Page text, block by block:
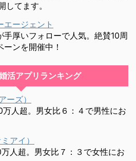
してます。
エージェント
手厚いフォローで人気。絶賛10周
ーンを開催中！
活アプリランキング
ーズ）
人超。男女比６：４で男性にお
アイ）
人超。男女比７：３で女性にお